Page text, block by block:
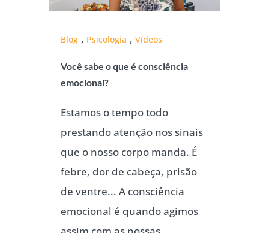
Blog , Psicologia , Vídeos
Você sabe o que é consciência
emocional?
Estamos o tempo todo
prestando atenção nos sinais
que o nosso corpo manda. É
febre, dor de cabeça, prisão
de ventre... A consciência
emocional é quando agimos